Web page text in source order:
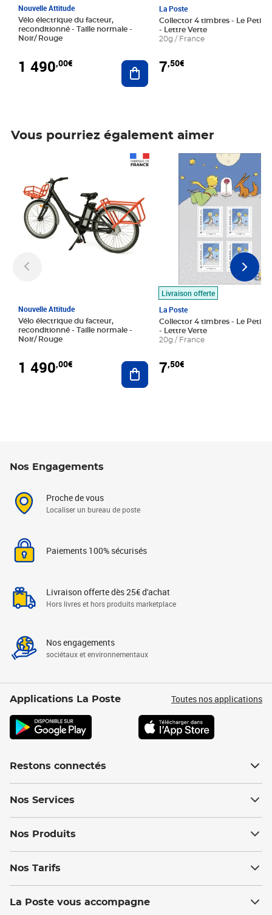
Nouvelle Attitude
Vélo électrique du facteur,
reconditionné - Taille normale -
Noir/ Rouge
1 490,00€ Ajouter au panier
La Poste
Collector 4 timbres - Le Petit
- Lettre Verte
20g / France
7,50€
Vous pourriez également aimer
Nouvelle Attitude
Vélo électrique du facteur,
reconditionné - Taille normale -
Noir/ Rouge
1 490,00€ Ajouter au panier
Livraison offerte
La Poste
Collector 4 timbres - Le Petit
- Lettre Verte
20g / France
7,50€
Prix 7,50€
Nos Engagements
Proche de vous
Localiser un bureau de poste
Paiements 100% sécurisés
Livraison offerte dès 25€ d'achat
Hors livres et hors produits marketplace
Nos engagements
sociétaux et environnementaux
Applications La Poste Toutes nos applications
Restons connectés
Nos Services
Nos Produits
Nos Tarifs
La Poste vous accompagne